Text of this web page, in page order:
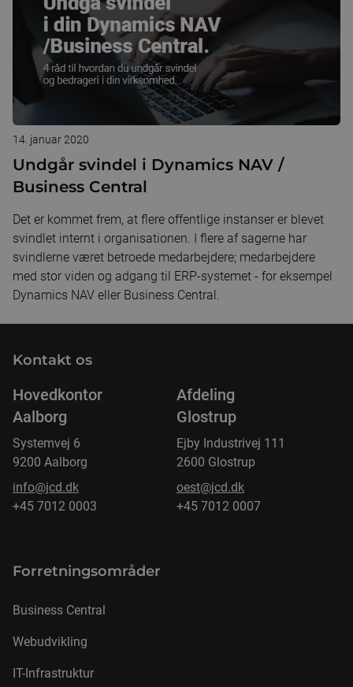
14. januar 2020
Undgår svindel i Dynamics NAV /
Business Central
Det er kommet frem, at flere offentlige instanser er blevet
svindlet internt i organisationen. I flere af sagerne har
svindlerne været betroede medarbejdere; medarbejdere
med stor viden og adgang til ERP-systemet - for eksempel
Dynamics NAV eller Business Central.
Kontakt os
Hovedkontor
Aalborg
Systemvej 6
9200 Aalborg
info@jcd.dk
+45 7012 0003
Afdeling
Glostrup
Ejby Industrivej 111
2600 Glostrup
oest@jcd.dk
+45 7012 0007
Forretnings­områder
Business Central
Webudvikling
IT-Infrastruktur